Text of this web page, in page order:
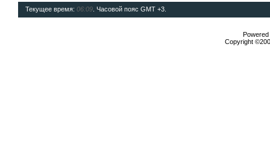
Текущее время: 06:09 . Часовой пояс GMT +3.
Copyright